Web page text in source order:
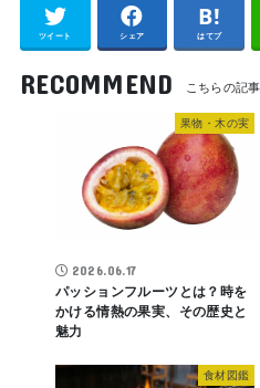
ツイート シェア はてブ
RECOMMEND
果物・木の実
2026.06.17
パッションフルーツとは？時を
かける情熱の果実、その歴史と
魅力
食材図鑑